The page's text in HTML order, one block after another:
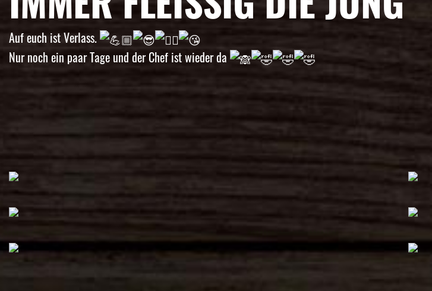
Auf euch ist Verlass.
Nur noch ein paar Tage und der Chef ist wieder da